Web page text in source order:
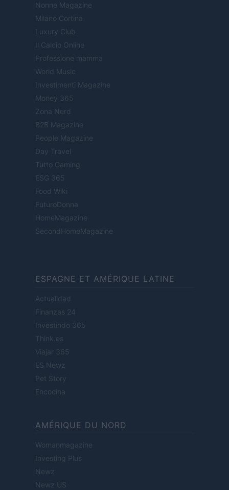
Nonne Magazine
Milano Cortina
Luxury Club
Il Calcio Online
Professione mamma
World Music
Investimenti Magazine
Money 365
Zona Nerd
B2B Magazine
People Magazine
Day Travel
Tutto Gaming
ESG 365
Food Wiki
FuturoDonna
HomeMagazine
SecondHomeMagazine
ESPAGNE ET AMÉRIQUE LATINE
Actualidad
Finanzas 24
Investindo 365
Think.es
Viajar 365
ES Newz
Pet Story
Encocina
AMÉRIQUE DU NORD
Womanmagazine
Investing Plus
Newz
Newz US